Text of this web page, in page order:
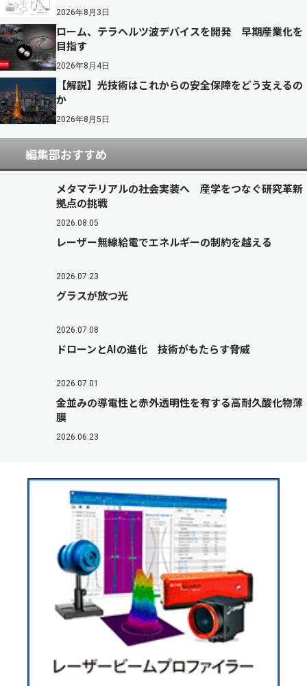
2026年8月3日
ローム、テラヘルツ波デバイスを開発 早期産業化を
目指す
2026年8月4日
【解説】光技術はこれからの安全保障をどう支えるの
か
2026年8月5日
編集部おすすめ
メタマテリアルの社会実装へ 産学をつなぐ研究革新
拠点の挑戦
2026.08.05
レーザー無線給電でエネルギーの制約を越える
2026.07.23
グラスが放つ光
2026.07.08
ドローンとAIの進化 技術がもたらす脅威
2026.07.01
金並みの導電性と赤外透明性を有する高耐久酸化物薄
膜
2026.06.23